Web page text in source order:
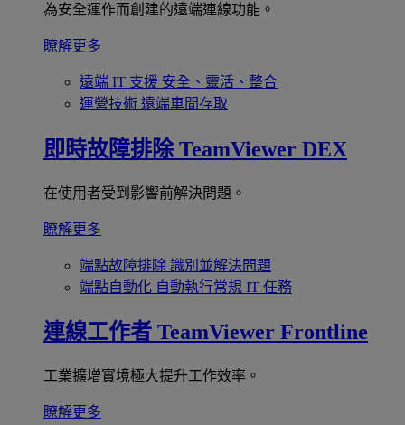
為安全運作而創建的遠端連線功能。
瞭解更多
遠端 IT 支援 安全、靈活、整合
運營技術 遠端車間存取
即時故障排除 TeamViewer DEX
在使用者受到影響前解決問題。
瞭解更多
端點故障排除 識別並解決問題
端點自動化 自動執行常規 IT 任務
連線工作者 TeamViewer Frontline
工業擴增實境極大提升工作效率。
瞭解更多